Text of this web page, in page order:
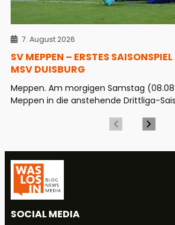
7. August 2026
SV MEPPEN – ERSTES
MSV DUISBURG
Meppen. Am morgigen Samstag
Meppen in die anstehende Drittliga-
SOCIAL MEDIA